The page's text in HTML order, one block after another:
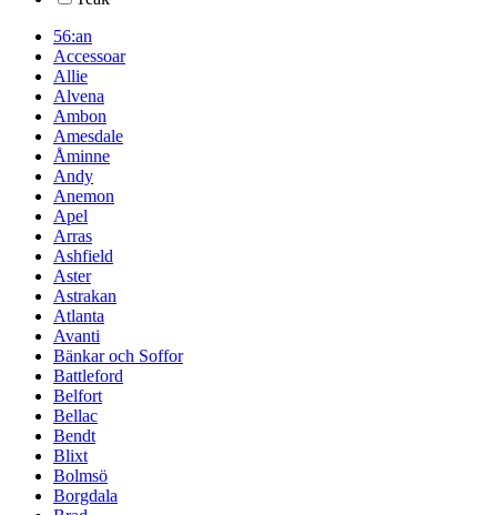
56:an
Accessoar
Allie
Alvena
Ambon
Amesdale
Åminne
Andy
Anemon
Apel
Arras
Ashfield
Aster
Astrakan
Atlanta
Avanti
Bänkar och Soffor
Battleford
Belfort
Bellac
Bendt
Blixt
Bolmsö
Borgdala